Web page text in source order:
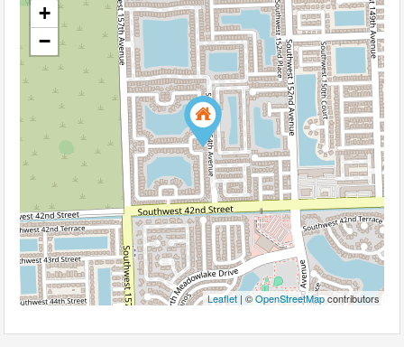
+
−
Leaflet | ©OpenStreetMapcontributors